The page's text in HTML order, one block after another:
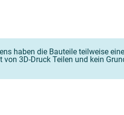
haben die Bauteile teilweise
3D-Druck Teilen und kein